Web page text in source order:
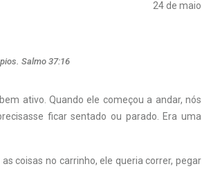
24 de maio
Salmo 37:16
ativo. Quando ele começou a andar, nós
ficar sentado ou parado. Era uma
coisas no carrinho, ele queria correr, pegar